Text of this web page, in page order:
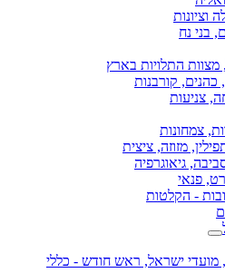
וציונות
בני נח
התלויות בארץ
קורבנות
צניעות
צמחונות
מזוזה, ציצית
גיאוגרפיה
פנאי
- הקלטות
מועדי ישראל, ראש חודש - כללי